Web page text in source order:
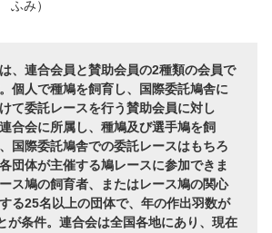
ふみ）
、連合会員と賛助会員の2種類の会員で
個人で種鳩を飼育し、国際委託鳩舎に
て委託レースを行う賛助会員に対し
合会に所属し、種鳩及び選手鳩を飼
国際委託鳩舎での委託レースはもちろ
団体が主催する鳩レースに参加できま
ス鳩の飼育者、またはレース鳩の関心
る25名以上の団体で、年の作出羽数が
が条件。連合会は全国各地にあり、現在